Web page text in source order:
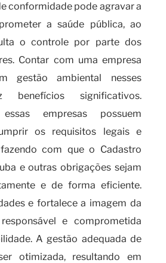
conformidade pode agravar a
a saúde pública, ao
o controle por parte dos
Contar com uma empresa
gestão ambiental nesses
benefícios significativos.
essas empresas possuem
os requisitos legais e
fazendo com que o Cadastro
e outras obrigações sejam
e de forma eficiente.
e fortalece a imagem da
e comprometida
A gestão adequada de
otimizada, resultando em